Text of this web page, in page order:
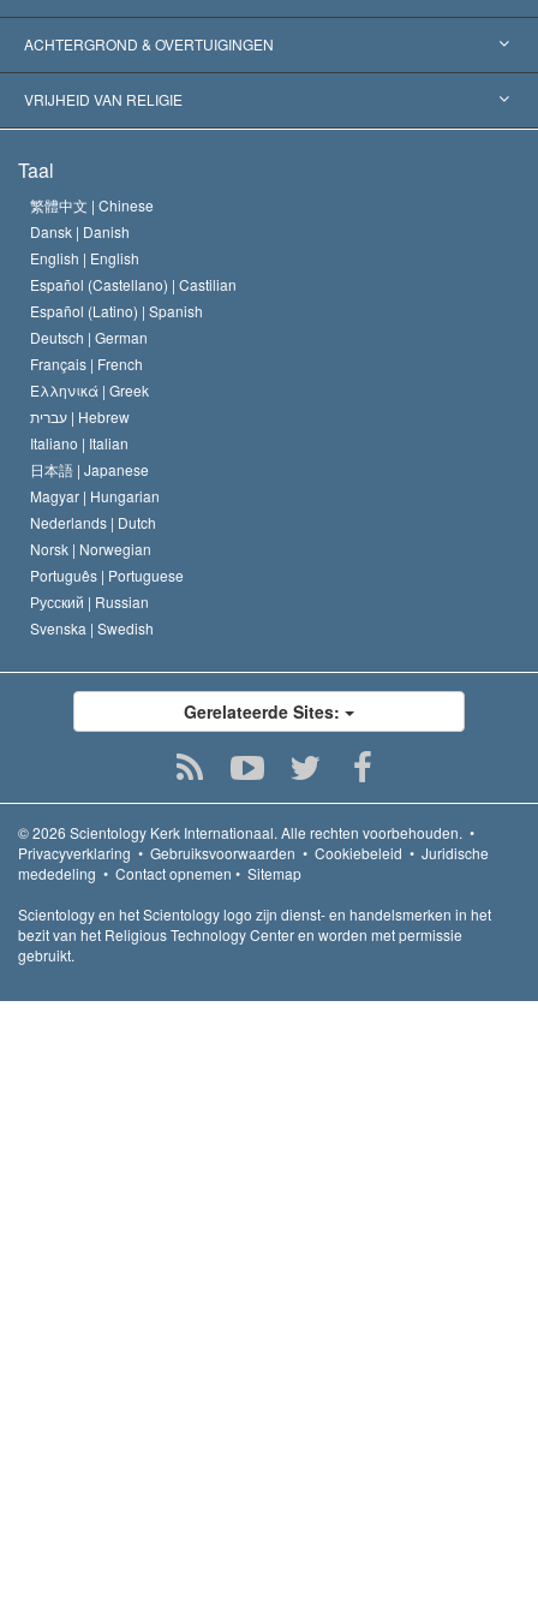
Wereldwijde Erkenningen
Historische Beslissingen
Expertises per Categorie
’s Werelds Meest Vooraanstaande Experts
ACHTERGROND & OVERTUIGINGEN
L. Ron Hubbard
Het Credo van de Scientology Kerk
De Code van een Scientoloog
David Miscavige
VRIJHEID VAN RELIGIE
Internationale Mensenrechten Standaards
Verklaring over Religie
Taal
繁體中文 | Chinese
Dansk | Danish
English | English
Español (Castellano) | Castilian
Español (Latino) | Spanish
Deutsch | German
Français | French
Ελληνικά | Greek
עברית | Hebrew
Italiano | Italian
日本語 | Japanese
Magyar | Hungarian
Nederlands | Dutch
Norsk | Norwegian
Português | Portuguese
Русский | Russian
Svenska | Swedish
Gerelateerde Sites:
© 2026 Scientology Kerk Internationaal. Alle rechten voorbehouden. •
Privacyverklaring • Gebruiksvoorwaarden • Cookiebeleid • Juridische
mededeling • Contact opnemen • Sitemap
Scientology en het Scientology logo zijn dienst- en handelsmerken in het
bezit van het Religious Technology Center en worden met permissie
gebruikt.